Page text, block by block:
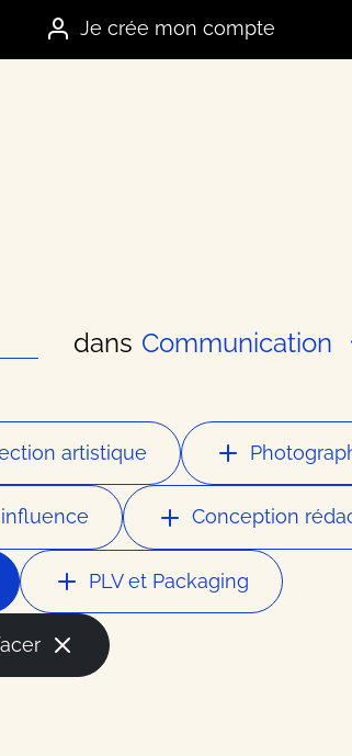
Je crée mon compte
dans Communication
artistique
Conception
PLV et Packaging